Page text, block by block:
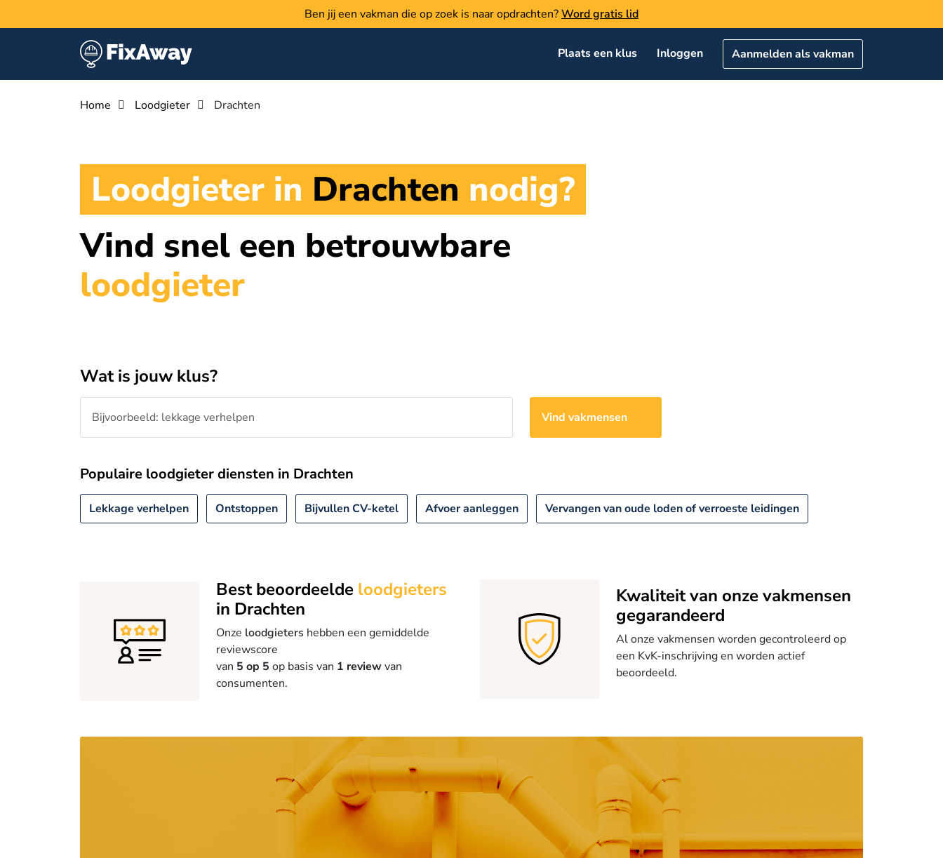
Ben jij een vakman die op zoek is naar opdrachten?Word gratis lid
Plaats een klus Inloggen Aanmelden als vakman
Home Loodgieter Drachten
Loodgieter in Drachten nodig?
Vind snel een betrouwbare
loodgieter
Wat is jouw klus?
Vind vakmensen
Populaire loodgieter diensten in Drachten
Lekkage verhelpen Ontstoppen Bijvullen CV-ketel Afvoer aanleggen Vervangen van oude loden of verroeste leidingen
Best beoordeelde loodgieters
in Drachten
Onze loodgieters hebben een gemiddelde
reviewscore
van 5 op 5 op basis van 1 reviewvan
consumenten.
Kwaliteit van onze vakmensen
gegarandeerd
Al onze vakmensen worden gecontroleerd op
een KvK-inschrijving en worden actief
beoordeeld.